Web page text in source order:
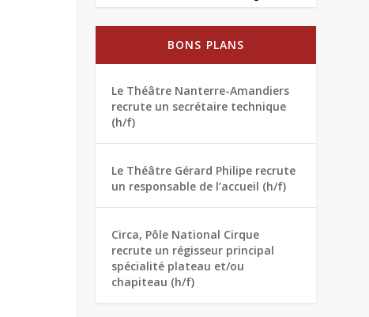
BONS PLANS
Le Théâtre Nanterre-Amandiers
recrute un secrétaire technique
(h/f)
Le Théâtre Gérard Philipe recrute
un responsable de l’accueil (h/f)
Circa, Pôle National Cirque
recrute un régisseur principal
spécialité plateau et/ou
chapiteau (h/f)